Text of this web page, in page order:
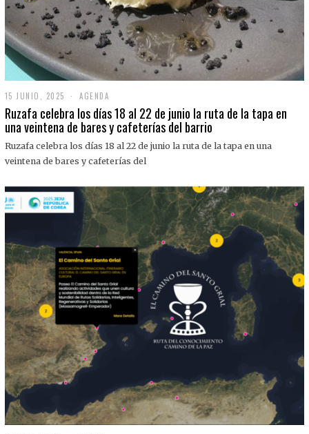
15 JUNIO, 2025
J
U
I
O
0
2
5
AGENDA
Ruzafa celebra los días 18 al 22 de junio la ruta de la tapa en
una veintena de bares y cafeterías del barrio
Ruzafa celebra los días 18 al 22 de junio la ruta de la tapa en una
veintena de bares y cafeterías del